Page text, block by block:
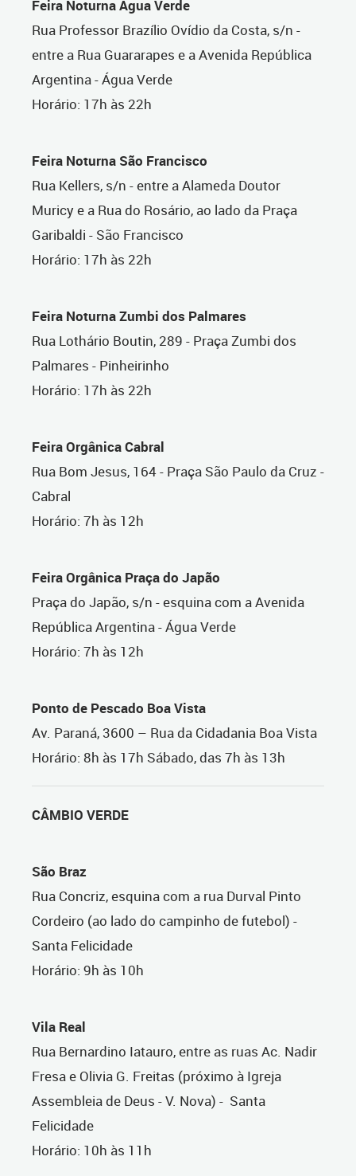
Feira Noturna Água Verde
Rua Professor Brazílio Ovídio da Costa, s/n -
entre a Rua Guararapes e a Avenida República
Argentina - Água Verde
Horário: 17h às 22h
Feira Noturna São Francisco
Rua Kellers, s/n - entre a Alameda Doutor
Muricy e a Rua do Rosário, ao lado da Praça
Garibaldi - São Francisco
Horário: 17h às 22h
Feira Noturna Zumbi dos Palmares
Rua Lothário Boutin, 289 - Praça Zumbi dos
Palmares - Pinheirinho
Horário: 17h às 22h
Feira Orgânica Cabral
Rua Bom Jesus, 164 - Praça São Paulo da Cruz -
Cabral
Horário: 7h às 12h
Feira Orgânica Praça do Japão
Praça do Japão, s/n - esquina com a Avenida
República Argentina - Água Verde
Horário: 7h às 12h
Ponto de Pescado Boa Vista
Av. Paraná, 3600 – Rua da Cidadania Boa Vista
Horário: 8h às 17h Sábado, das 7h às 13h
CÂMBIO VERDE
São Braz
Rua Concriz, esquina com a rua Durval Pinto
Cordeiro (ao lado do campinho de futebol) -
Santa Felicidade
Horário: 9h às 10h
Vila Real
Rua Bernardino Iatauro, entre as ruas Ac. Nadir
Fresa e Olivia G. Freitas (próximo à Igreja
Assembleia de Deus - V. Nova) - Santa
Felicidade
Horário: 10h às 11h